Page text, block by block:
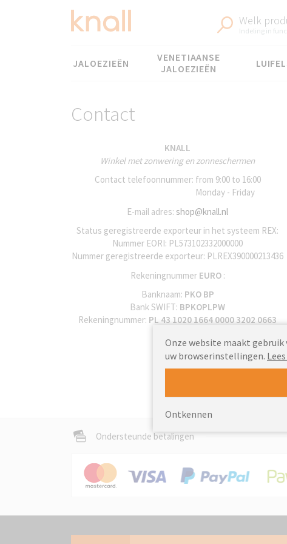
Welk
Indeling in
Menu
JALOEZIEËN
VENETIAANSE
JALOEZIEËN
Contact
KNALL
Winkel met zonwering en zonneschermen
Contact telefoonnummer: from 9:00 to 16:00
Monday - Friday
E-mail adres: shop@knall.nl
Status geregistreerde exporteur in het systeem REX:
Nummer EORI: PL573102332000000
Nummer geregistreerde exporteur: PLREX390000213436
Rekeningnummer EURO:
Banknaam: PKO BP
Bank SWIFT: BPKOPLPW
Rekeningnummer: PL 43 1020 1664 0000 3202 0663
Ondersteunde betalingen
Onze website maakt gebruik
uw browserinstellingen.
Ontkennen